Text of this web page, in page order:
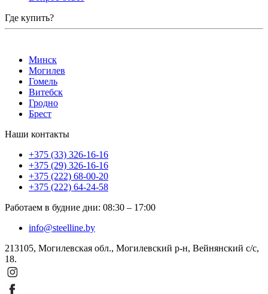
Где купить?
Минск
Могилев
Гомель
Витебск
Гродно
Брест
Наши контакты
+375 (33) 326-16-16
+375 (29) 326-16-16
+375 (222) 68-00-20
+375 (222) 64-24-58
Работаем в будние дни: 08:30 – 17:00
info@steelline.by
213105, Могилевская обл., Могилевский р-н, Вейнянский с/с,
18.